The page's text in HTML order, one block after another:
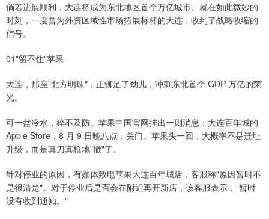
倘若进展顺利，大连将成为东北地区首个万亿城市。就在如此微妙的
时刻，一度曾为外资区域性市场拓展标杆的大连，收到了战略收缩的
信号。
01"留不住"苹果
大连，那座"北方明珠"，正铆足了劲儿，冲刺东北首个 GDP 万亿的荣
光。
可一盆冷水，猝不及防。苹果中国官网挂出一则消息：大连百年城的
Apple Store，8 月 9 日晚八点，关门。苹果头一回，大概率不是迁址
升级，而是真刀真枪地"撤"了。
针对停业的原因，有媒体致电苹果大连百年城店，客服称"原因暂时不
是很清楚"。对于停业后是否会在附近再开新店，该客服表示，"暂时
没有收到通知。"